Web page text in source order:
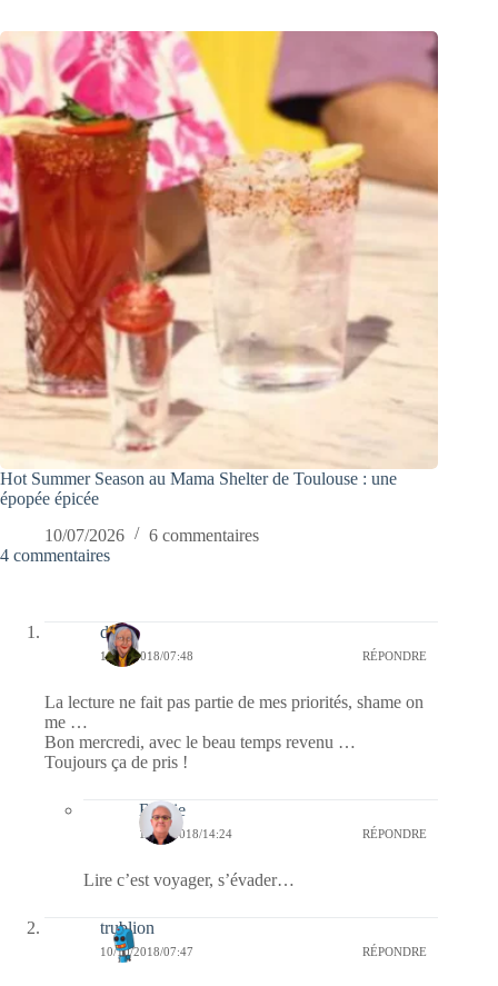
Hot Summer Season au Mama Shelter de Toulouse : une
épopée épicée
10/07/2026
6 commentaires
4 commentaires
dom
10/10/2018/07:48 RÉPONDRE
La lecture ne fait pas partie de mes priorités, shame on
me …
Bon mercredi, avec le beau temps revenu …
Toujours ça de pris !
Bernie
11/10/2018/14:24 RÉPONDRE
Lire c’est voyager, s’évader…
trublion
10/10/2018/07:47 RÉPONDRE